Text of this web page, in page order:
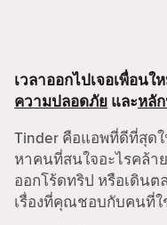
เวลาออกไปเจอเพื่อน
ความปลอดภัย และหลั
Tinder คือแอพที่ดีที่สุด
หาคนที่สนใจอะไรคล้า
ออกโร้ดทริป หรือเดิน
เรื่องที่คุณชอบกับคนที่ใ